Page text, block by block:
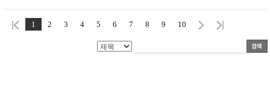
1 2 3 4 5 6 7 8 9 10